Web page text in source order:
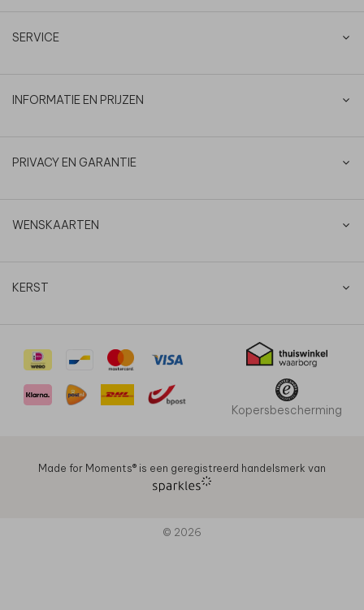
SERVICE
INFORMATIE EN PRIJZEN
PRIVACY EN GARANTIE
WENSKAARTEN
KERST
Kopersbescherming
Made for Moments®️ is een geregistreerd handelsmerk van
© 2026